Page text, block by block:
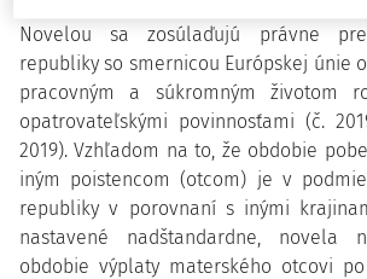
Novelou sa zosúlaďujú právne
republiky so smernicou Európskej únie
pracovným a súkromným životom
opatrovateľskými povinnosťami (č.
2019). Vzhľadom na to, že obdobie
iným poistencom (otcom) je v
republiky v porovnaní s inými
nastavené nadštandardne, novela
obdobie výplaty materského otcovi